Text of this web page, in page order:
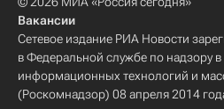
Вакансии
Сетевое издание РИА Новости
в Федеральной службе по надзору в
информационных технологий и
(Роскомнадзор) 08 апреля 2014